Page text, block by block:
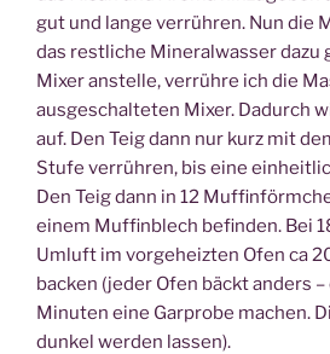
gut und lange verrühren. Nun die
das restliche Mineralwasser dazu
Mixer anstelle, verrühre ich die
ausgeschalteten Mixer. Dadurch
auf. Den Teig dann nur kurz mit
Stufe verrühren, bis eine
Den Teig dann in 12
einem Muffinblech befinden. Bei
Umluft im vorgeheizten Ofen ca
backen (jeder Ofen bäckt anders
Minuten eine Garprobe machen.
dunkel werden lassen).